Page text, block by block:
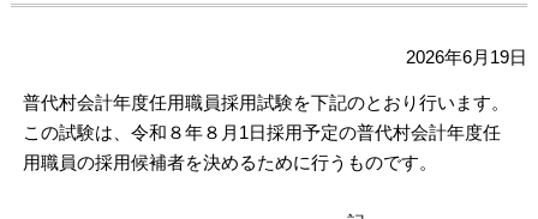
2026年6月19日
普代村会計年度任用職員採用試験を下記のとおり行います。
この試験は、令和８年８月1日採用予定の普代村会計年度任
用職員の採用候補者を決めるために行うものです。